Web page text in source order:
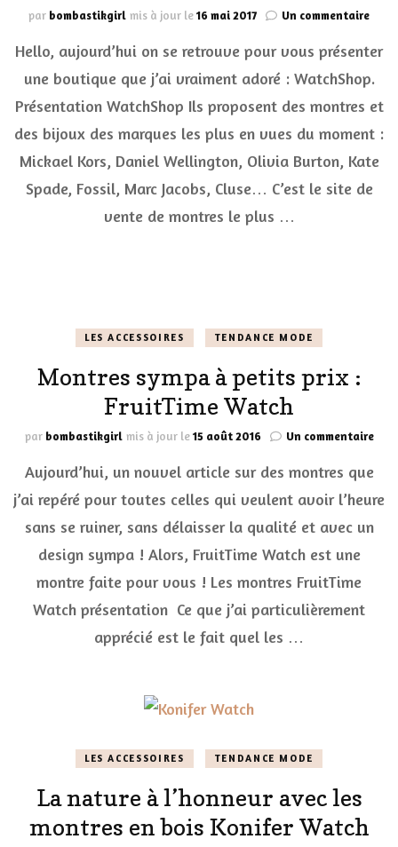
par bombastikgirl mis à jour le16 mai 2017 Un commentairesur
et
sont
chez
Hello, aujourd’hui on se retrouve pour vous présenter
une boutique que j’ai vraiment adoré : WatchShop.
Présentation WatchShop Ils proposent des montres et
des bijoux des marques les plus en vues du moment :
Mickael Kors, Daniel Wellington, Olivia Burton, Kate
Spade, Fossil, Marc Jacobs, Cluse… C’est le site de
vente de montres le plus …
LES ACCESSOIRES TENDANCE MODE
Montres sympa à petits prix :
FruitTime Watch
par bombastikgirl mis à jour le15 août 2016 Un commentairesur
prix
Aujourd’hui, un nouvel article sur des montres que
j’ai repéré pour toutes celles qui veulent avoir l’heure
sans se ruiner, sans délaisser la qualité et avec un
design sympa ! Alors, FruitTime Watch est une
montre faite pour vous ! Les montres FruitTime
Watch présentation Ce que j’ai particulièrement
apprécié est le fait quel les …
LES ACCESSOIRES TENDANCE MODE
La nature à l’honneur avec les
montres en bois Konifer Watch